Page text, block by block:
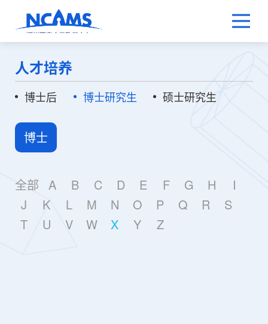
人才培养
博士后 博士研究生 硕士研究生
博士
全部 A B C D E F G H
I
J
K L M N O P Q R
S
T
U V W X Y Z